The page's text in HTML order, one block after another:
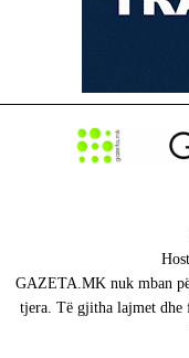
GAZETA.MK nuk mban
tjera. Të gjitha lajmet dhe